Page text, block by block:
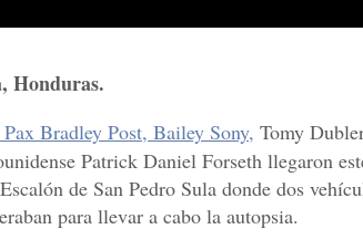
Honduras.
Pax Bradley Post, Bailey Sony, Tomy
Patrick Daniel Forseth llegaron
de San Pedro Sula donde dos
para llevar a cabo la autopsia.